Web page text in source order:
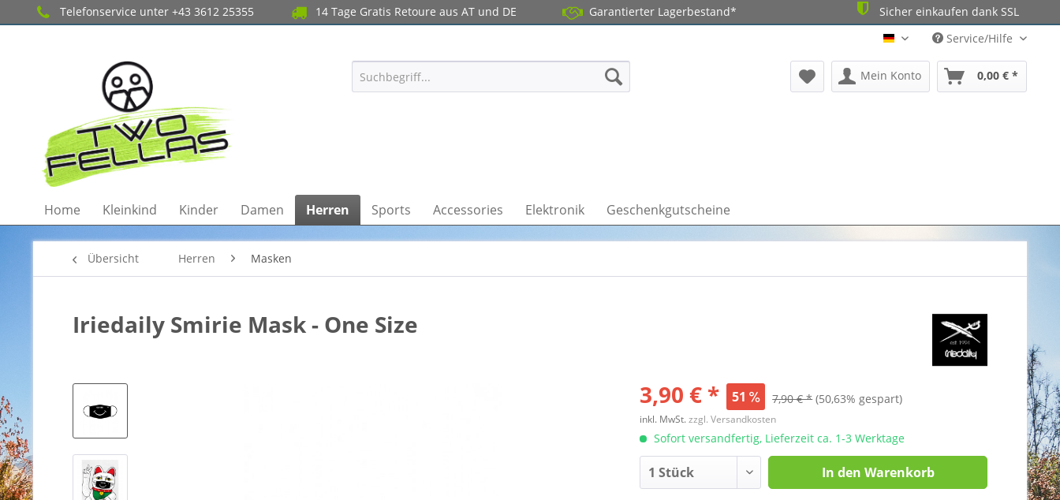
Telefonservice unter +43 3612 25355 14 Tage Gratis Retoure aus AT und DE Garantierter Lagerbestand* Sicher einkaufen dank SSL
DE Service/Hilfe
Mein Konto 0,00 € *
Home Kleinkind Kinder Damen Herren Sports Accessories Elektronik Geschenkgutscheine
Übersicht Herren Masken
Iriedaily Smirie Mask - One Size
3,90 € * 51 7,90 € * (50,63% gespart)
inkl. MwSt.zzgl. Versandkosten
Sofort versandfertig, Lieferzeit ca. 1-3 Werktage
In den Warenkorb